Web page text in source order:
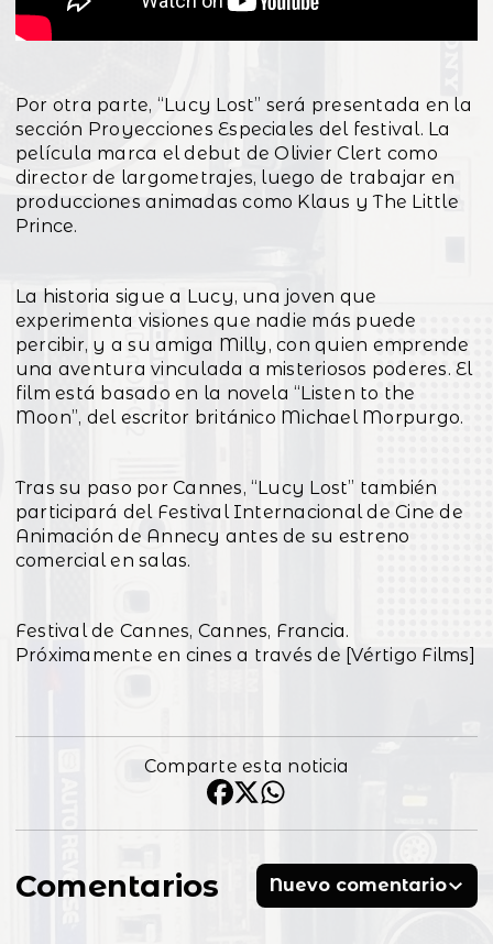
Por otra parte, “Lucy Lost” será presentada en la
sección Proyecciones Especiales del festival. La
película marca el debut de Olivier Clert como
director de largometrajes, luego de trabajar en
producciones animadas como Klaus y The Little
Prince.
La historia sigue a Lucy, una joven que
experimenta visiones que nadie más puede
percibir, y a su amiga Milly, con quien emprende
una aventura vinculada a misteriosos poderes. El
film está basado en la novela “Listen to the
Moon”, del escritor británico Michael Morpurgo.
Tras su paso por Cannes, “Lucy Lost” también
participará del Festival Internacional de Cine de
Animación de Annecy antes de su estreno
comercial en salas.
Festival de Cannes, Cannes, Francia.
Próximamente en cines a través de [Vértigo Films]
Comparte esta noticia
Comentarios Nuevo comentario